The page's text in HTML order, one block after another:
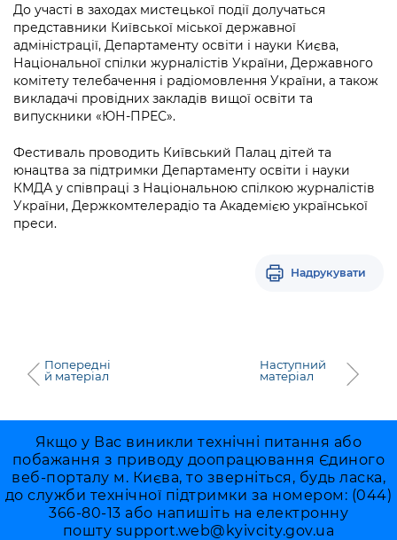
До участі в заходах мистецької події долучаться
представники Київської міської державної
адміністрації, Департаменту освіти і науки Києва,
Національної спілки журналістів України, Державного
комітету телебачення і радіомовлення України, а також
викладачі провідних закладів вищої освіти та
випускники «ЮН-ПРЕС».
Фестиваль проводить Київський Палац дітей та
юнацтва за підтримки Департаменту освіти і науки
КМДА у співпраці з Національною спілкою журналістів
України, Держкомтелерадіо та Академією української
преси.
Надрукувати
Попередні
й матеріал
Наступний
матеріал
Якщо у Вас виникли технічні питання або
побажання з приводу доопрацювання Єдиного
веб-порталу м. Києва, то зверніться, будь ласка,
до служби технічної підтримки за номером: (044)
366-80-13 або напишіть на електронну
пошту support.web@kyivcity.gov.ua